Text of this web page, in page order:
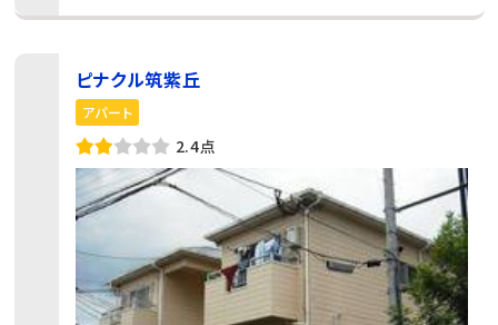
ピナクル筑紫丘
アパート
2.4点